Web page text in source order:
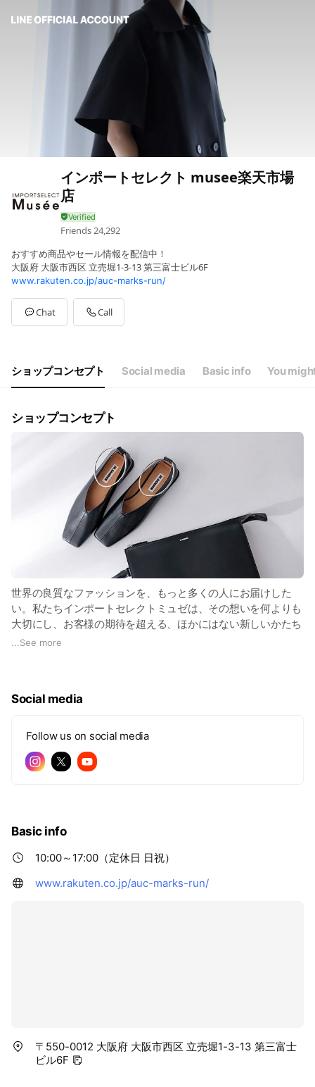
インポートセレクト musee楽天市場
店
Friends24,292
おすすめ商品やセール情報を配信中！
大阪府 大阪市西区 立売堀1-3-13 第三富士ビル6F
www.rakuten.co.jp/auc-marks-run/
Chat Call
ショップコンセプト Social media Basic info You
ショップコンセプト
世界の良質なファッションを、もっと多くの人にお届けした
い。私たちインポートセレクトミュゼは、その想いを何よりも
大切にし、お客様の期待を超える、ほかにはない新しいかたち
で、インポートセレクトを日々追求しています。
逢える。
ます。
...See more
Social media
Follow us on social media
Basic info
10:00～17:00（定休日 日祝）
www.rakuten.co.jp/auc-marks-run/
〒550-0012 大阪府 大阪市西区 立売堀1-3-13 第三富士
ビル6F